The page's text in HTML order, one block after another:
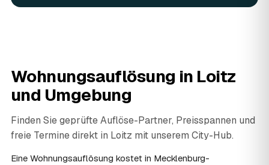
lassen sich Arbeits- und Fahrtkosten anteilig von der
Steuer absetzen, bei einer Auflösung im Erbfall unter
Umständen als Nachlassverbindlichkeit. Sie erhalten eine
ordentliche Rechnung mit ausgewiesenem Lohnanteil; die
genaue Anrechnung klären Sie mit Ihrem Steuerberater.
Muss ich bei der Wohnungsauflösung anwesend
sein?
Wohnungsauflösung in Loitz
und Umgebung
Finden Sie geprüfte Auflöse-Partner, Preisspannen und
freie Termine direkt in Loitz mit unserem City-Hub.
Eine Wohnungsauflösung kostet in Mecklenburg-